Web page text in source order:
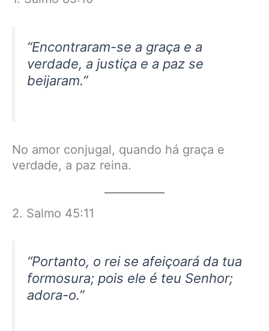
“Encontraram-se a graça e a
verdade, a justiça e a paz se
beijaram.”
No amor conjugal, quando há graça e
verdade, a paz reina.
2. Salmo 45:11
“Portanto, o rei se afeiçoará da tua
formosura; pois ele é teu Senhor;
adora-o.”